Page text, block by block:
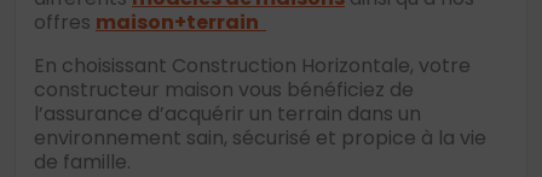
offres maison+terrain
En choisissant Construction Horizontale, votre
constructeur maison vous bénéficiez de
l’assurance d’acquérir un terrain dans un
environnement sain, sécurisé et propice à la vie
de famille.